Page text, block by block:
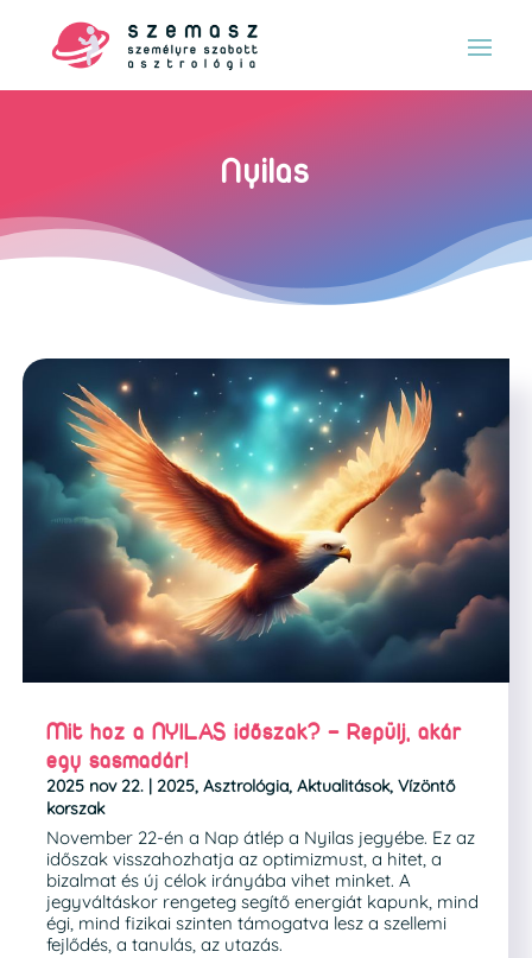
Nyilas
Mit hoz a NYILAS időszak? – Repülj, akár
egy sasmadár!
2025 nov 22. | 2025, Asztrológia, Aktualitások, Vízöntő
korszak
November 22-én a Nap átlép a Nyilas jegyébe. Ez az
időszak visszahozhatja az optimizmust, a hitet, a
bizalmat és új célok irányába vihet minket. A
jegyváltáskor rengeteg segítő energiát kapunk, mind
égi, mind fizikai szinten támogatva lesz a szellemi
fejlődés, a tanulás, az utazás.